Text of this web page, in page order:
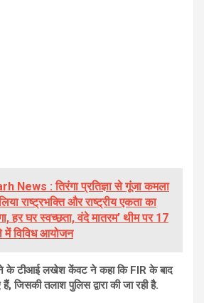
News : तिरंगा प्रतिज्ञा से गूंजा कमला
राष्ट्रभक्ति और राष्ट्रीय एकता का
हर घर स्वच्छता, वंदे मातरम’ थीम पर 17
विविध आयोजन
के टीआई लखेश केंवट ने कहा कि FIR के बाद
जिसकी तलाश पुलिस द्वारा की जा रही है.